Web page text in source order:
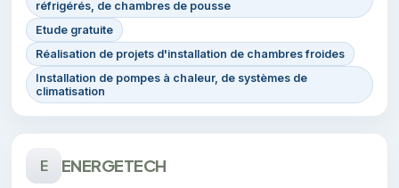
réfrigérés, de chambres de pousse
Etude gratuite
Réalisation de projets d'installation de chambres froides
Installation de pompes à chaleur, de systèmes de
climatisation
E ENERGETECH